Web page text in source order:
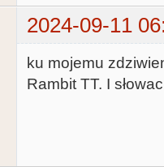
2024-09-11
ku mojemu
Rambit TT. I